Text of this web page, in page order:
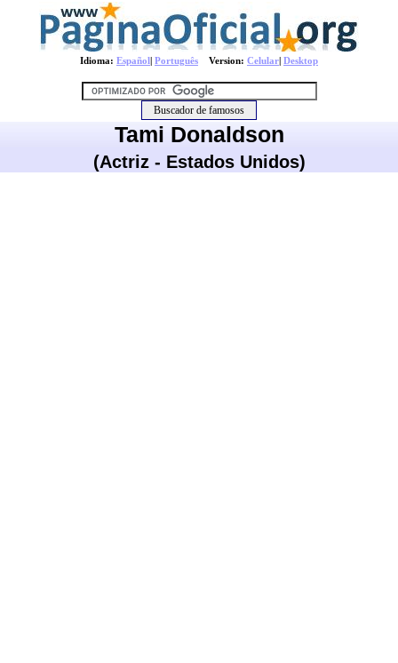
Idioma: Español| Português Version: Celular| Desktop
Tami Donaldson
(Actriz - Estados Unidos)